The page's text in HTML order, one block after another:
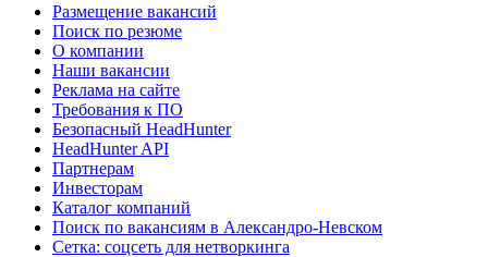
Размещение вакансий
Поиск по резюме
О компании
Наши вакансии
Реклама на сайте
Требования к ПО
Безопасный HeadHunter
HeadHunter API
Партнерам
Инвесторам
Каталог компаний
Поиск по вакансиям в Александро-Невском
Сетка: соцсеть для нетворкинга